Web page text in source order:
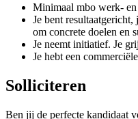
Minimaal mbo werk-
Je bent resultaatgericht,
om concrete doelen en
Je neemt initiatief. Je
Je hebt een
Solliciteren
Ben jij de perfecte kandidaat